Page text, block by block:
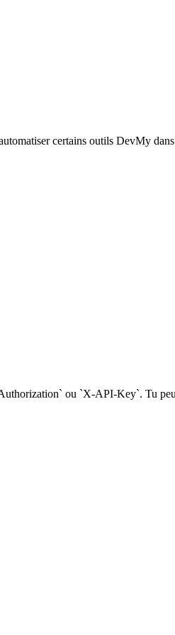
certains outils DevMy
ou `X-API-Key`. Tu